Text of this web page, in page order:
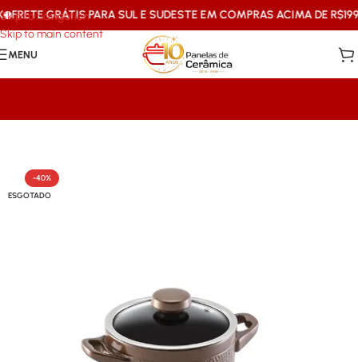
Skip to navigation
Skip to main content
GRÁTIS PARA SUL E SUDESTE EM COMPRAS ACIMA DE R$199
MENU
-40%
ESGOTADO